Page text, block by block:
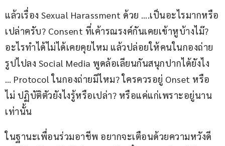
แล้วเรื่อง Sexual Harassment ด้วย ….เป็นอะไรมากหรือ
เปล่าครับ? Consent ที่เค้ารณรงค์กันเคยเข้าหูบ้างไม๊?
อะไรทำได้ไม่ได้เคยคุยไหม แล้วปล่อยให้คนในกองถ่าย
รูปไปลง Social Media พูดล้อเลียนกันสนุกปากได้ยังไง
… Protocol ในกองถ่ายมีไหม? ใครควรอยู่ Onset หรือ
ไม่ ปฏิบัติตัวยังไงรู้หรือเปล่า? หรือแค่แก่เพราะอยู่นาน
เท่านั้น
ในฐานะเพื่อนร่วมอาชีพ อยากจะเตือนด้วยความหวังดี